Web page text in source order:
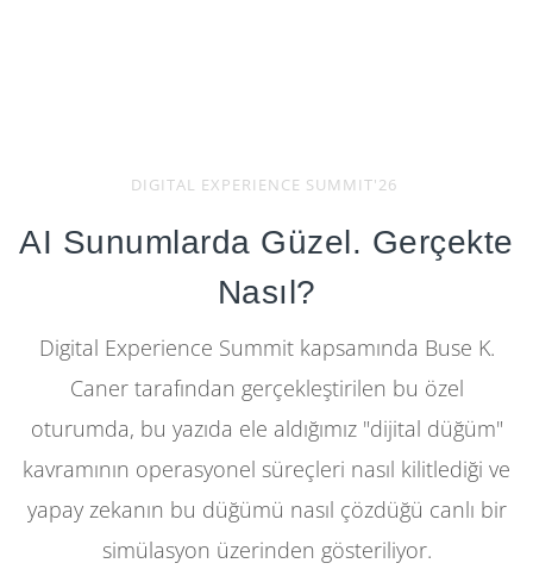
DIGITAL EXPERIENCE SUMMIT'26
AI Sunumlarda Güzel. Gerçekte
Nasıl?
Digital Experience Summit kapsamında Buse K.
Caner tarafından gerçekleştirilen bu özel
oturumda, bu yazıda ele aldığımız "dijital düğüm"
kavramının operasyonel süreçleri nasıl kilitlediği ve
yapay zekanın bu düğümü nasıl çözdüğü canlı bir
simülasyon üzerinden gösteriliyor.